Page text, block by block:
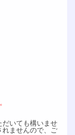
いても構いませ
ませんので、ご